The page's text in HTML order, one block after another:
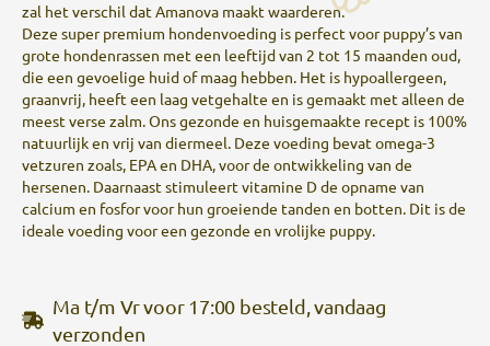
zal het verschil dat Amanova maakt waarderen.
Deze super premium hondenvoeding is perfect voor puppy’s van
grote hondenrassen met een leeftijd van 2 tot 15 maanden oud,
die een gevoelige huid of maag hebben. Het is hypoallergeen,
graanvrij, heeft een laag vetgehalte en is gemaakt met alleen de
meest verse zalm. Ons gezonde en huisgemaakte recept is 100%
natuurlijk en vrij van diermeel. Deze voeding bevat omega-3
vetzuren zoals, EPA en DHA, voor de ontwikkeling van de
hersenen. Daarnaast stimuleert vitamine D de opname van
calcium en fosfor voor hun groeiende tanden en botten. Dit is de
ideale voeding voor een gezonde en vrolijke puppy.
Ma t/m Vr voor 17:00 besteld, vandaag
verzonden